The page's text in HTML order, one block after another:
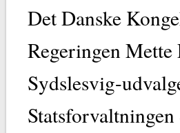
Det Danske
Regeringen Mette
Sydslesvig-